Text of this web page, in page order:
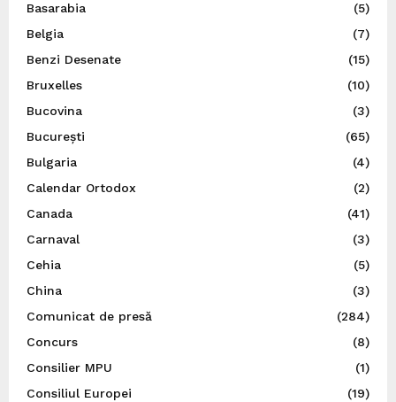
Basarabia
(5)
Belgia
(7)
Benzi Desenate
(15)
Bruxelles
(10)
Bucovina
(3)
București
(65)
Bulgaria
(4)
Calendar Ortodox
(2)
Canada
(41)
Carnaval
(3)
Cehia
(5)
China
(3)
Comunicat de presă
(284)
Concurs
(8)
Consilier MPU
(1)
Consiliul Europei
(19)